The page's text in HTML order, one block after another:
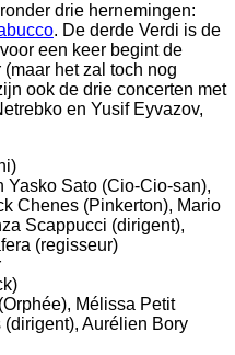
drie hernemingen:
. De derde Verdi is de
een keer begint de
het zal toch nog
ook de drie concerten met
en Yusif Eyvazov,
Yasko Sato (Cio-Cio-san),
Chenes (Pinkerton), Mario
Scappucci (dirigent),
(regisseur)
Mélissa Petit
(dirigent), Aurélien Bory